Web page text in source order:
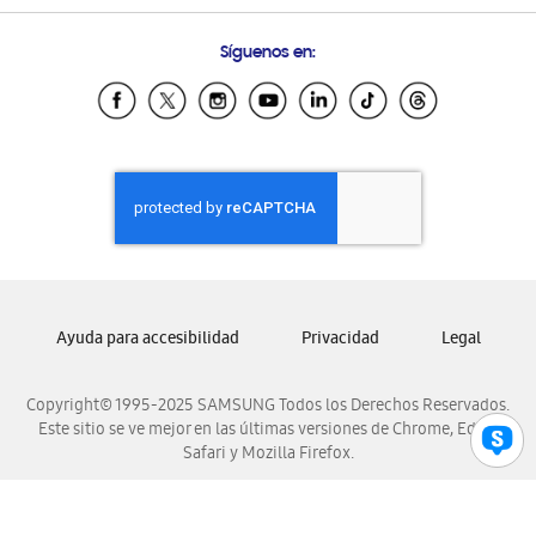
Samsung Ecuador
Samsung El Salvador
Samsung Honduras
Samsung Nicaragua
Samsung Panamá
Samsung Venezuela
Síguenos en:
Copyright© 1995-2025 SAMSUNG Todos los Derechos Reservados.
Este sitio se ve mejor en las últimas versiones de Chrome, Edge,
Safari y Mozilla Firefox.
Ayuda para accesibilidad Privacidad Legal